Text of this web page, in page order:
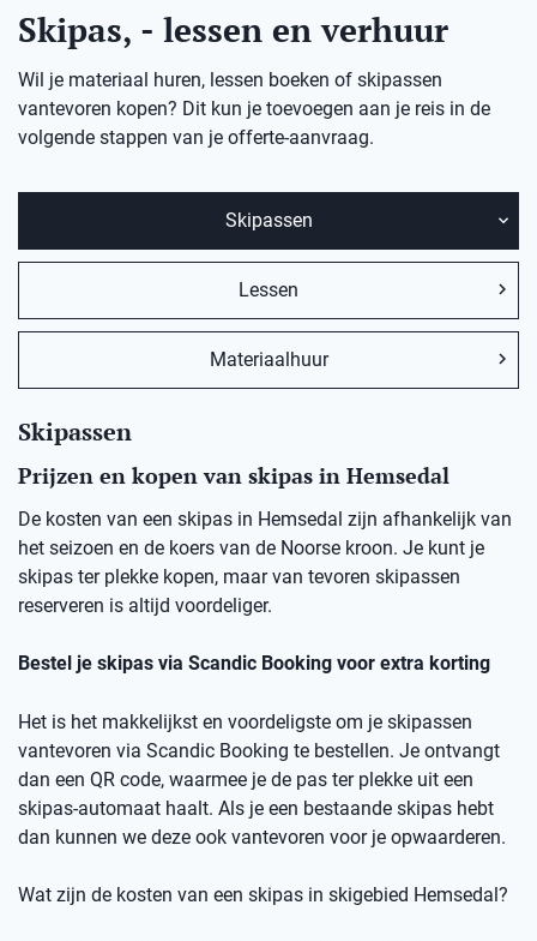
Skipas, - lessen en verhuur
Wil je materiaal huren, lessen boeken of skipassen
vantevoren kopen? Dit kun je toevoegen aan je reis in de
volgende stappen van je offerte-aanvraag.
Skipassen
Lessen
Materiaalhuur
Skipassen
Prijzen en kopen van skipas in Hemsedal
De kosten van een skipas in Hemsedal zijn afhankelijk van
het seizoen en de koers van de Noorse kroon. Je kunt je
skipas ter plekke kopen, maar van tevoren skipassen
reserveren is altijd voordeliger.
Bestel je skipas via Scandic Booking voor extra korting
Het is het makkelijkst en voordeligste om je skipassen
vantevoren via Scandic Booking te bestellen. Je ontvangt
dan een QR code, waarmee je de pas ter plekke uit een
skipas-automaat haalt. Als je een bestaande skipas hebt
dan kunnen we deze ook vantevoren voor je opwaarderen.
Wat zijn de kosten van een skipas in skigebied Hemsedal ?